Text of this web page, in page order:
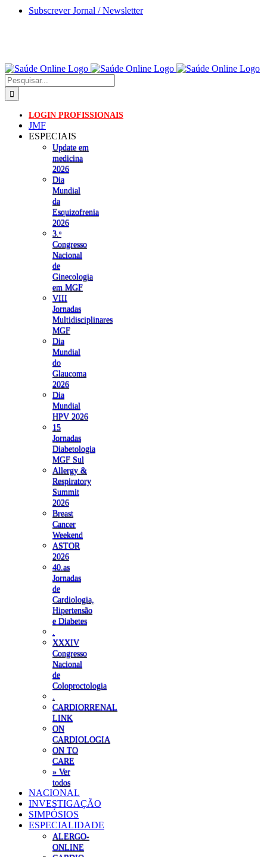
Skip
Subscrever Jornal / Newsletter
Pesquisar
LOGIN PROFISSIONAIS
JMF
ESPECIAIS
Update em
medicina
2026
Dia
Mundial
da
Esquizofrenia
2026
3.ᵒ
Congresso
Nacional
de
Ginecologia
em MGF
VIII
Jornadas
Multidisciplinares
MGF
Dia
Mundial
do
Glaucoma
2026
Dia
Mundial
HPV 2026
15
Jornadas
Diabetologia
MGF Sul
Allergy &
Respiratory
Summit
2026
Breast
Cancer
Weekend
ASTOR
2026
40.as
Jornadas
de
Cardiologia,
Hipertensão
e Diabetes
XXXIV
Congresso
Nacional
de
Coloproctologia
CARDIORRENAL
LINK
ON
CARDIOLOGIA
ON TO
CARE
» Ver
todos
NACIONAL
INVESTIGAÇÃO
SIMPÓSIOS
ESPECIALIDADE
ALERGO-
ONLINE